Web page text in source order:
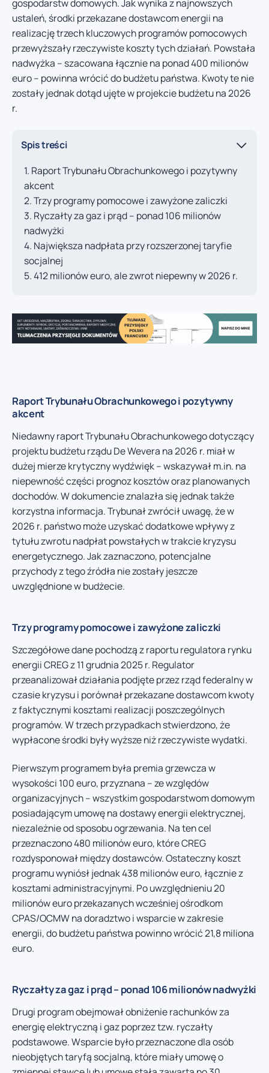
gospodarstw domowych. Jak wynika z najnowszych
ustaleń, środki przekazane dostawcom energii na
realizację trzech kluczowych programów pomocowych
przewyższały rzeczywiste koszty tych działań. Powstała
nadwyżka – szacowana łącznie na ponad 400 milionów
euro – powinna wrócić do budżetu państwa. Kwoty te nie
zostały jednak dotąd ujęte w projekcie budżetu na 2026
r.
Spis treści
Raport Trybunału Obrachunkowego i pozytywny
akcent
Trzy programy pomocowe i zawyżone zaliczki
Ryczałty za gaz i prąd – ponad 106 milionów
nadwyżki
Największa nadpłata przy rozszerzonej taryfie
socjalnej
412 milionów euro, ale zwrot niepewny w 2026 r.
Raport Trybunału Obrachunkowego i pozytywny
akcent
Niedawny raport Trybunału Obrachunkowego dotyczący
projektu budżetu rządu De Wevera na 2026 r. miał w
dużej mierze krytyczny wydźwięk – wskazywał m.in. na
niepewność części prognoz kosztów oraz planowanych
dochodów. W dokumencie znalazła się jednak także
korzystna informacja. Trybunał zwrócił uwagę, że w
2026 r. państwo może uzyskać dodatkowe wpływy z
tytułu zwrotu nadpłat powstałych w trakcie kryzysu
energetycznego. Jak zaznaczono, potencjalne
przychody z tego źródła nie zostały jeszcze
uwzględnione w budżecie.
Trzy programy pomocowe i zawyżone zaliczki
Szczegółowe dane pochodzą z raportu regulatora rynku
energii CREG z 11 grudnia 2025 r. Regulator
przeanalizował działania podjęte przez rząd federalny w
czasie kryzysu i porównał przekazane dostawcom kwoty
z faktycznymi kosztami realizacji poszczególnych
programów. W trzech przypadkach stwierdzono, że
wypłacone środki były wyższe niż rzeczywiste wydatki.
Pierwszym programem była premia grzewcza w
wysokości 100 euro, przyznana – ze względów
organizacyjnych – wszystkim gospodarstwom domowym
posiadającym umowę na dostawy energii elektrycznej,
niezależnie od sposobu ogrzewania. Na ten cel
przeznaczono 480 milionów euro, które CREG
rozdysponował między dostawców. Ostateczny koszt
programu wyniósł jednak 438 milionów euro, łącznie z
kosztami administracyjnymi. Po uwzględnieniu 20
milionów euro przekazanych wcześniej ośrodkom
CPAS/OCMW na doradztwo i wsparcie w zakresie
energii, do budżetu państwa powinno wrócić 21,8 miliona
euro.
Ryczałty za gaz i prąd – ponad 106 milionów nadwyżki
Drugi program obejmował obniżenie rachunków za
energię elektryczną i gaz poprzez tzw. ryczałty
podstawowe. Wsparcie było przeznaczone dla osób
nieobjętych taryfą socjalną, które miały umowę o